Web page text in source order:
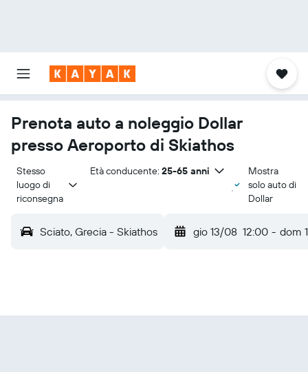
Prenota auto a noleggio Dollar
presso Aeroporto di Skiathos
Stesso
luogo di
riconsegna
Età conducente: 25-65 anni
Mostra
solo auto di
Dollar
Sciato, Grecia - Skiathos gio 13/08 12:00 - dom